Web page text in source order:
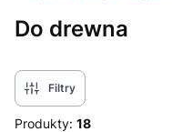
Do drewna
Filtry
Produkty: 18